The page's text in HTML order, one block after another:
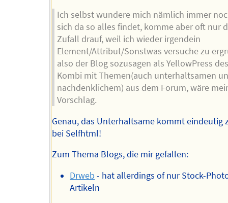
Ich selbst wundere mich nämlich immer
sich da so alles findet, komme aber oft nur
Zufall drauf, weil ich wieder irgendein
Element/Attribut/Sonstwas versuche zu
also der Blog sozusagen als YellowPress
Kombi mit Themen(auch unterhaltsamen
nachdenklichem) aus dem Forum, wäre
Vorschlag.
Genau, das Unterhaltsame kommt eindeutig
bei Selfhtml!
Zum Thema Blogs, die mir gefallen:
Drweb - hat allerdings of nur Stock-
Artikeln